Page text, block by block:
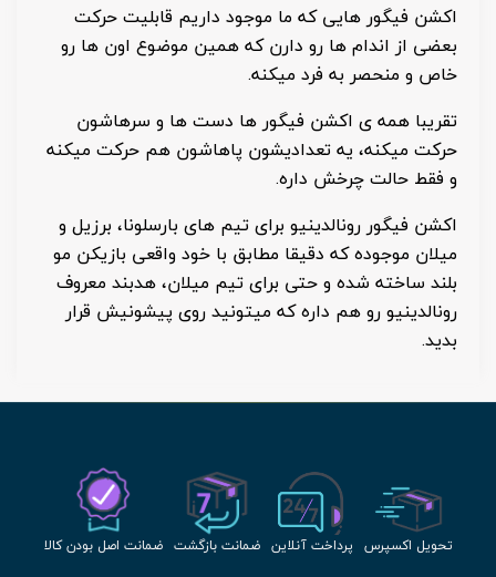
اکشن فیگور هایی که ما موجود داریم قابلیت حرکت
بعضی از اندام ها رو دارن که همین موضوع اون ها رو
خاص و منحصر به فرد میکنه.
تقریبا همه ی اکشن فیگور ها دست ها و سرهاشون
حرکت میکنه، یه تعدادیشون پاهاشون هم حرکت میکنه
و فقط حالت چرخش داره.
اکشن فیگور رونالدینیو برای تیم های بارسلونا، برزیل و
میلان موجوده که دقیقا مطابق با خود واقعی بازیکن مو
بلند ساخته شده و حتی برای تیم میلان، هدبند معروف
رونالدینیو رو هم داره که میتونید روی پیشونیش قرار
بدید.
تحویل اکسپرس پرداخت آنلاین ضمانت بازگشت ضمانت اصل بودن کالا